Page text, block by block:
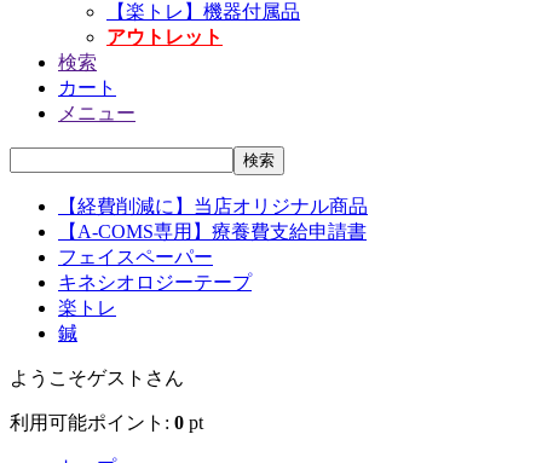
【楽トレ】機器付属品
アウトレット
検索
カート
メニュー
【経費削減に】当店オリジナル商品
【A-COMS専用】療養費支給申請書
フェイスペーパー
キネシオロジーテープ
楽トレ
鍼
ようこそゲスト さん
利用可能ポイント: 0 pt